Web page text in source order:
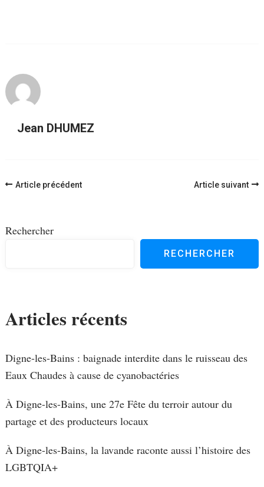
Jean DHUMEZ
Navigation
Article précédent Article suivant
Rechercher
RECHERCHER
Articles récents
Digne-les-Bains : baignade interdite dans le ruisseau des
Eaux Chaudes à cause de cyanobactéries
À Digne-les-Bains, une 27e Fête du terroir autour du
partage et des producteurs locaux
À Digne-les-Bains, la lavande raconte aussi l’histoire des
LGBTQIA+